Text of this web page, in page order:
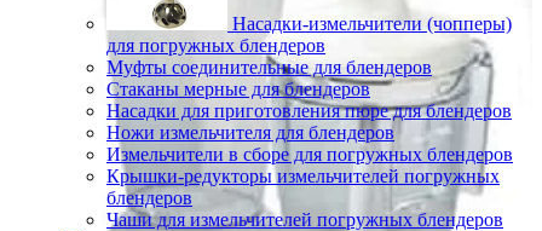
Насадки-измельчители (чопперы)
для погружных блендеров
Муфты соединительные для блендеров
Стаканы мерные для блендеров
Насадки для приготовления пюре для блендеров
Ножи измельчителя для блендеров
Измельчители в сборе для погружных блендеров
Крышки-редукторы измельчителей погружных
блендеров
Чаши для измельчителей погружных блендеров